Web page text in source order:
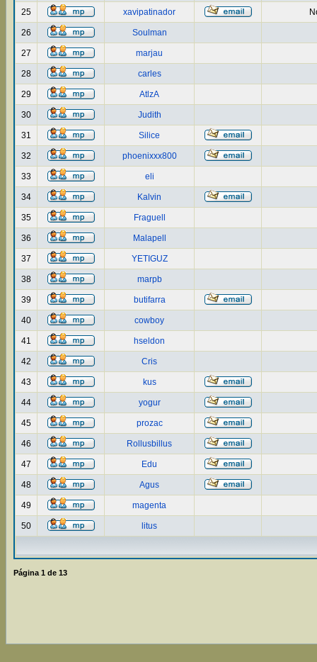
25 xavipatinador
26 Soulman
27 marjau
28 carles
29 AtlzA
30 Judith
31 Silice
32 phoenixxx800
33 eli
34 Kalvin
35 Fraguell
36 Malapell
37 YETIGUZ
38 marpb
39 butifarra
40 cowboy
41 hseldon
42 Cris
43 kus
44 yogur
45 prozac
46 Rollusbillus
47 Edu
48 Agus
49 magenta
50 litus
Página 1 de 13